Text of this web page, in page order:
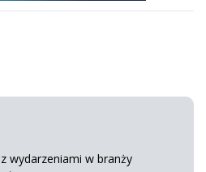
wydarzeniami w branży